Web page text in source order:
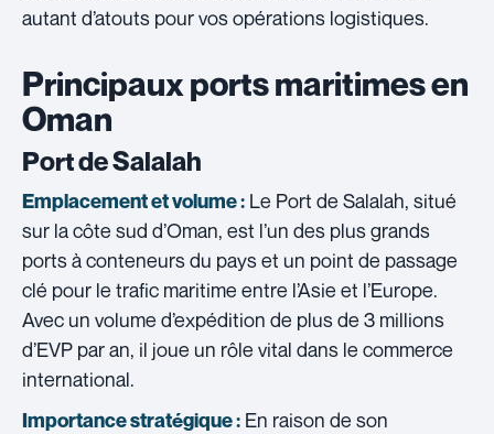
autant d’atouts pour vos opérations logistiques.
Principaux ports maritimes en
Oman
Port de Salalah
Emplacement et volume : Le Port de Salalah, situé
sur la côte sud d’Oman, est l’un des plus grands
ports à conteneurs du pays et un point de passage
clé pour le trafic maritime entre l’Asie et l’Europe.
Avec un volume d’expédition de plus de 3 millions
d’EVP par an, il joue un rôle vital dans le commerce
international.
Importance stratégique : En raison de son